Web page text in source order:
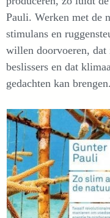
Pauli. Werken met de
stimulans en
willen doorvoeren, dat
beslissers en dat
gedachten kan brengen.